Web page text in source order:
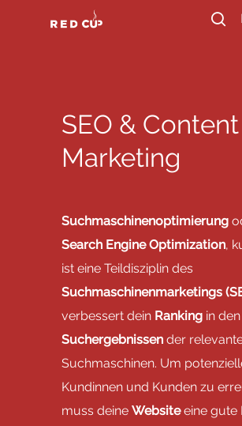
SEO & Content
Marketing
Suchmaschinenoptimierung
Search Engine Optimization,
ist eine Teildisziplin des
Suchmaschinenmarketings
verbessert dein Ranking in den
Suchergebnissen der
Suchmaschinen. Um
Kundinnen und Kunden zu
muss deine Websiteeine gute